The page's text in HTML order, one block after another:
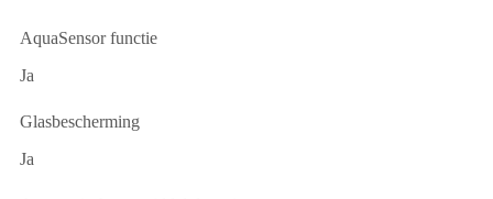
AquaSensor functie
Ja
Glasbescherming
Ja